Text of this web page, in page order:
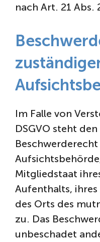
nach Art. 21 Abs.
Im Falle von
DSGVO steht
Mitgliedstaat
Aufenthalts,
des Orts des
zu. Das
unbeschadet